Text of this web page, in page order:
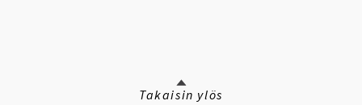
Takaisin ylös